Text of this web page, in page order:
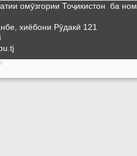
омӯзгории Тоҷикистон ба
хиёбони Рӯдакӣ 121